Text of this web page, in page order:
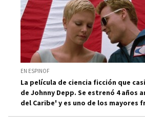
EN ESPINOF
La película de ciencia ficción que
de Johnny Depp. Se estrenó 4 años
del Caribe' y es uno de los mayores